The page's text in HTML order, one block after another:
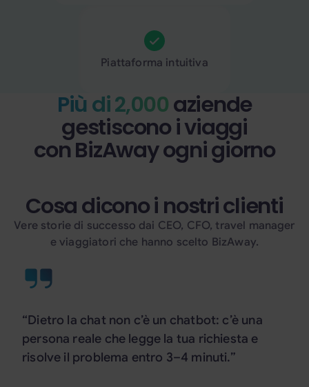
Piattaforma intuitiva
Più di 2,000aziende
gestiscono i viaggi
con BizAway ogni giorno
Cosa dicono i nostri clienti
Vere storie di successo dai CEO, CFO, travel manager
e viaggiatori che hanno scelto BizAway.
“Dietro la chat non c’è un chatbot: c’è una
persona reale che legge la tua richiesta e
risolve il problema entro 3–4 minuti.”